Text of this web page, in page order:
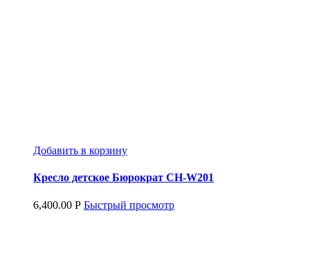
Добавить в корзину
Кресло детское Бюрократ CH-W201
6,400.00 Р Быстрый просмотр